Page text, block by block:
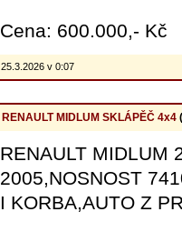
Cena: 600.000,- Kč
25.3.2026 v 0:07
RENAULT MIDLUM SKLÁPĚČ 4x4
RENAULT MIDLUM
2005,NOSNOST
I KORBA,AUTO Z